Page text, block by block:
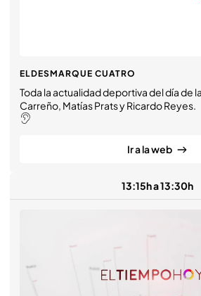
ELDESMARQUE CUATRO
Toda la actualidad deportiva del día de
Carreño, Matías Prats y Ricardo Reyes.
Ir a la web
13:15h a 13:30h